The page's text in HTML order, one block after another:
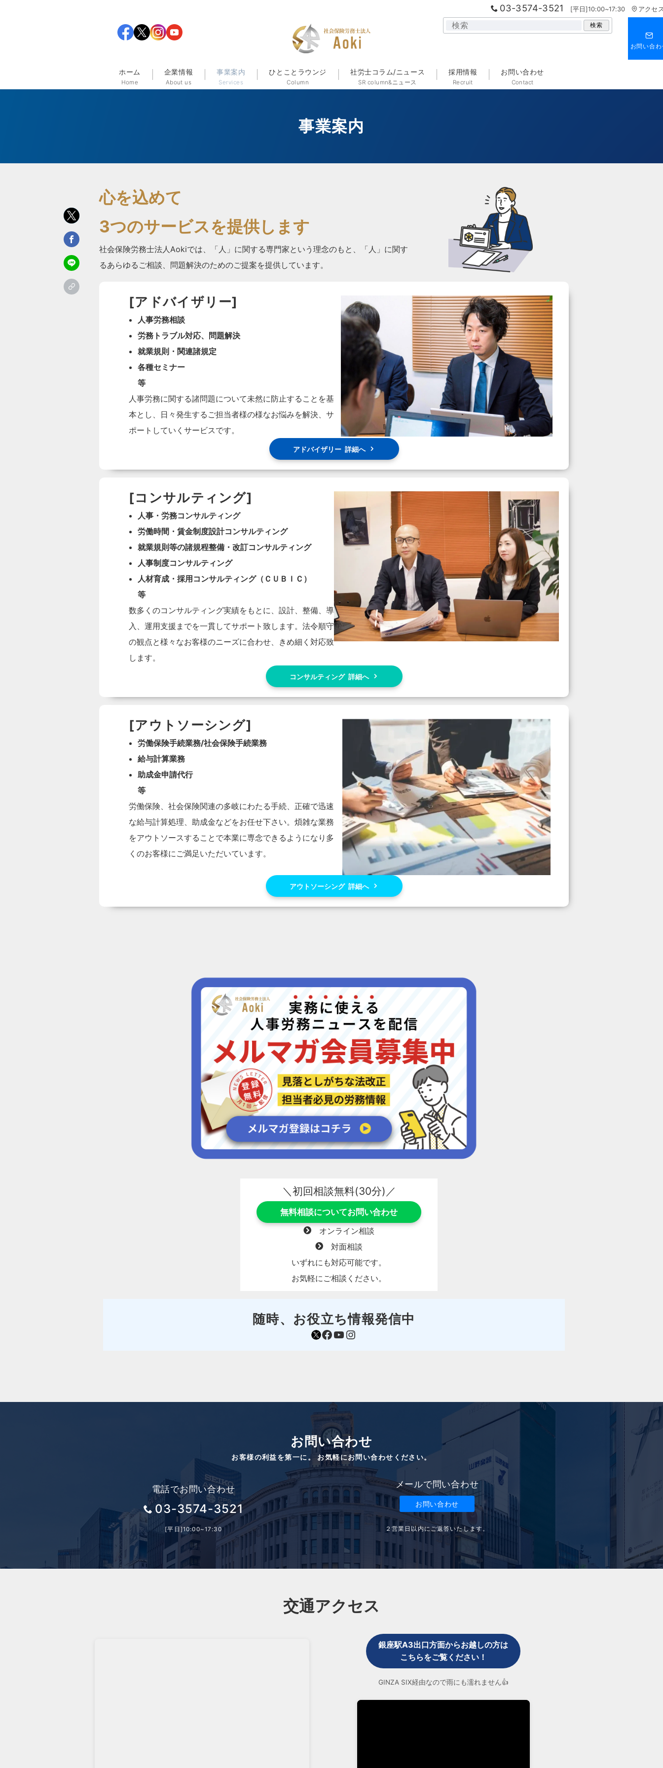
03-3574-3521 [平日]10:00~17:30 アクセ
検索
お問い合わ
ホーム
Home
企業情報
About us
事業案内
Services
ひとことラウンジ
Column
社労士コラム/ニュース
SR column&ニュース
採用情報
Recruit
お問い合わせ
Contact
事業案内
心を込めて
3つのサービスを提供します
社会保険労務士法人Aokiでは、「人」に関する専門家という理念のもと、「人」に関す
るあらゆるご相談、問題解決のためのご提案を提供しています。
[アドバイザリー]
人事労務相談
労務トラブル対応、問題解決
就業規則・関連諸規定
各種セミナー
等
人事労務に関する諸問題について未然に防止することを基
本とし、日々発生するご担当者様の様なお悩みを解決、サ
ポートしていくサービスです。
アドバイザリー 詳細へ
[コンサルティング]
人事・労務コンサルティング
労働時間・賃金制度設計コンサルティング
就業規則等の諸規程整備・改訂コンサルティング
人事制度コンサルティング
人材育成・採用コンサルティング（ＣＵＢＩＣ）
等
数多くのコンサルティング実績をもとに、設計、整備、導
入、運用支援までを一貫してサポート致します。法令順守
の観点と様々なお客様のニーズに合わせ、きめ細く対応致
します。
コンサルティング 詳細へ
[アウトソーシング]
労働保険手続業務/社会保険手続業務
給与計算業務
助成金申請代行
等
労働保険、社会保険関連の多岐にわたる手続、正確で迅速
な給与計算処理、助成金などをお任せ下さい。煩雑な業務
をアウトソースすることで本業に専念できるようになり多
くのお客様にご満足いただいています。
アウトソーシング 詳細へ
＼初回相談無料(30分)／
無料相談についてお問い合わせ
オンライン相談
対面相談
いずれにも対応可能です。
お気軽にご相談ください。
随時、お役立ち情報発信中
https://mobile.twitter.com/sr_aoki Facebook YouTube Instagram
お問い合わせ
お客様の利益を第一に。 お気軽にお問い合わせください。
電話でお問い合わせ
03-3574-3521
[平日]10:00~17:30
メールで問い合わせ
お問い合わせ
２営業日以内にご返答いたします。
交通アクセス
銀座駅A3出口方面からお越しの方は
こちらをご覧ください！
GINZA SIX経由なので雨にも濡れません👍